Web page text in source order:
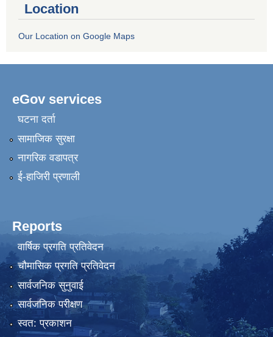
Location
Our Location on Google Maps
eGov services
घटना दर्ता
सामाजिक सुरक्षा
नागरिक वडापत्र
ई-हाजिरी प्रणाली
Reports
वार्षिक प्रगति प्रतिवेदन
चौमासिक प्रगति प्रतिवेदन
सार्वजनिक सुनुवाई
सार्वजनिक परीक्षण
स्वत: प्रकाशन